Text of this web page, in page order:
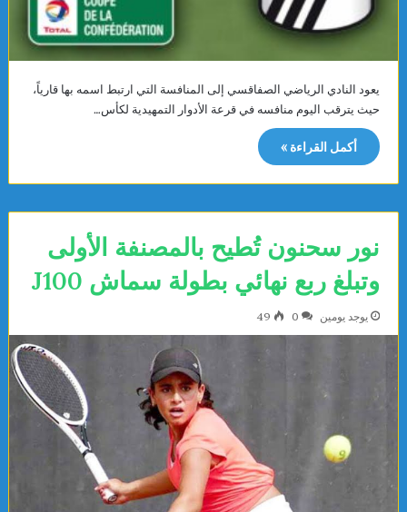
يعود النادي الرياضي الصفاقسي إلى المنافسة التي ارتبط اسمه بها قارياً،
حيث يترقب اليوم منافسه في قرعة الأدوار التمهيدية لكأس…
أكمل القراءة »
نور سحنون تُطيح بالمصنفة الأولى
وتبلغ ربع نهائي بطولة سماش J100
يوجد يومين 0
49